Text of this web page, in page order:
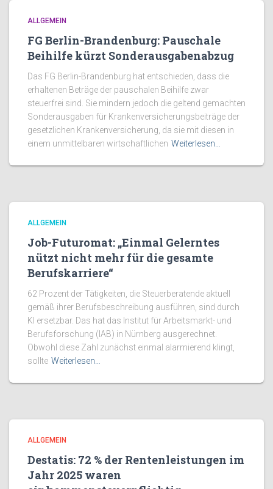
ALLGEMEIN
FG Berlin-Brandenburg: Pauschale
Beihilfe kürzt Sonderausgabenabzug
Das FG Berlin-Brandenburg hat entschieden, dass die
erhaltenen Beträge der pauschalen Beihilfe zwar
steuerfrei sind. Sie mindern jedoch die geltend gemachten
Sonderausgaben für Krankenversicherungsbeiträge der
gesetzlichen Krankenversicherung, da sie mit diesen in
einem unmittelbaren wirtschaftlichen Weiterlesen…
ALLGEMEIN
Job-Futuromat: „Einmal Gelerntes
nützt nicht mehr für die gesamte
Berufskarriere“
62 Prozent der Tätigkeiten, die Steuerberatende aktuell
gemäß ihrer Berufsbeschreibung ausführen, sind durch
KI ersetzbar. Das hat das Institut für Arbeitsmarkt- und
Berufsforschung (IAB) in Nürnberg ausgerechnet.
Obwohl diese Zahl zunächst einmal alarmierend klingt,
sollte Weiterlesen…
ALLGEMEIN
Destatis: 72 % der Rentenleistungen im
Jahr 2025 waren